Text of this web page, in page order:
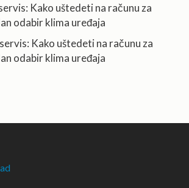
Kako uštedeti na računu za
odabir klima uređaja
Kako uštedeti na računu za
odabir klima uređaja